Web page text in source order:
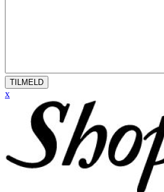
TILMELD
x